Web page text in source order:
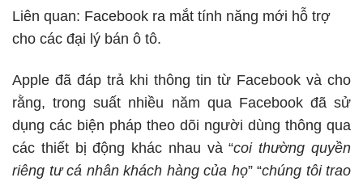
Liên quan: Facebook ra mắt tính năng mới hỗ trợ
cho các đại lý bán ô tô.
Apple đã đáp trả khi thông tin từ Facebook và cho
rằng, trong suất nhiều năm qua Facebook đã sử
dụng các biện pháp theo dõi người dùng thông qua
các thiết bị động khác nhau và “coi thường quyền
riêng tư cá nhân khách hàng của họ” “chúng tôi trao